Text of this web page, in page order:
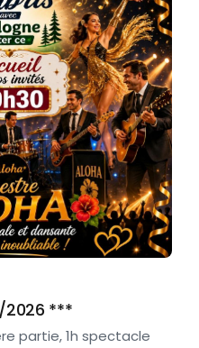
2026 ***
partie, 1h spectacle